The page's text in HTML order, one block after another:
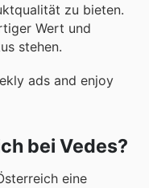
zu bieten.
Wert und
stehen.
ads and enjoy
bei Vedes?
eine